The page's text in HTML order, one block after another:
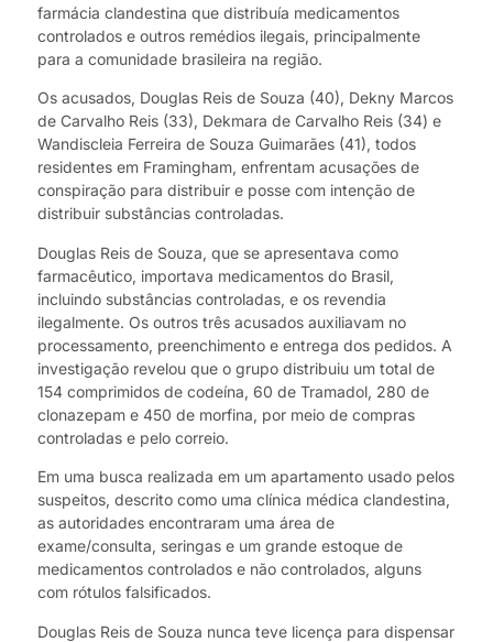
farmácia clandestina que distribuía medicamentos
controlados e outros remédios ilegais, principalmente
para a comunidade brasileira na região.
Os acusados, Douglas Reis de Souza (40), Dekny Marcos
de Carvalho Reis (33), Dekmara de Carvalho Reis (34) e
Wandiscleia Ferreira de Souza Guimarães (41), todos
residentes em Framingham, enfrentam acusações de
conspiração para distribuir e posse com intenção de
distribuir substâncias controladas.
Douglas Reis de Souza, que se apresentava como
farmacêutico, importava medicamentos do Brasil,
incluindo substâncias controladas, e os revendia
ilegalmente. Os outros três acusados auxiliavam no
processamento, preenchimento e entrega dos pedidos. A
investigação revelou que o grupo distribuiu um total de
154 comprimidos de codeína, 60 de Tramadol, 280 de
clonazepam e 450 de morfina, por meio de compras
controladas e pelo correio.
Em uma busca realizada em um apartamento usado pelos
suspeitos, descrito como uma clínica médica clandestina,
as autoridades encontraram uma área de
exame/consulta, seringas e um grande estoque de
medicamentos controlados e não controlados, alguns
com rótulos falsificados.
Douglas Reis de Souza nunca teve licença para dispensar